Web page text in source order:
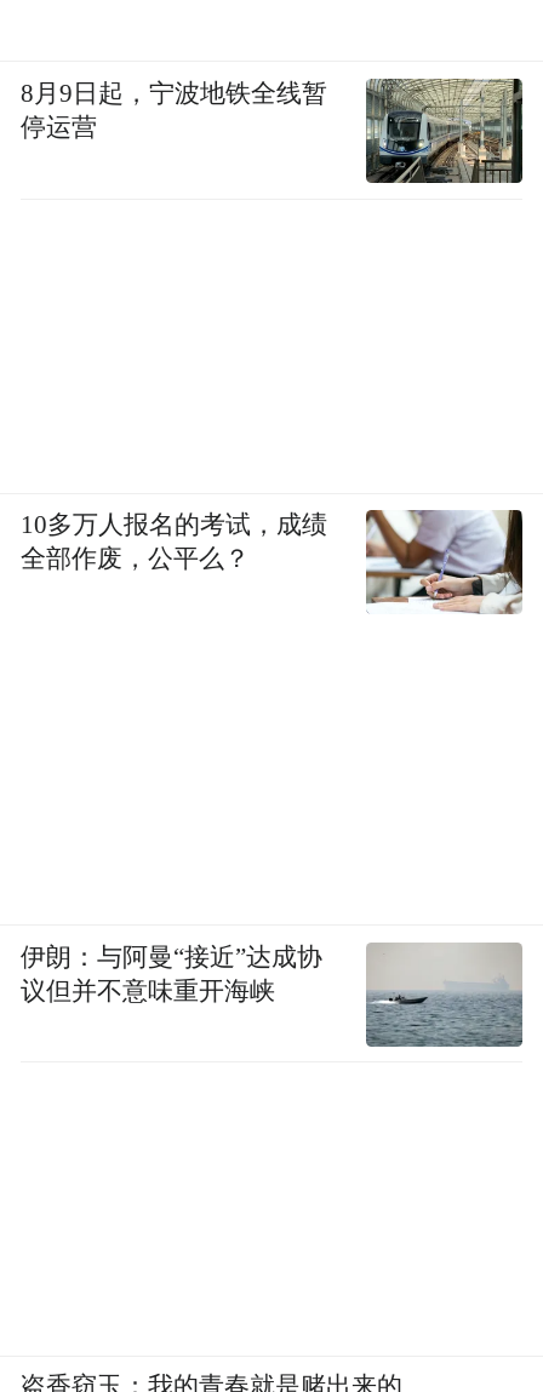
8月9日起，宁波地铁全线暂
停运营
10多万人报名的考试，成绩
全部作废，公平么？
伊朗：与阿曼“接近”达成协
议但并不意味重开海峡
盗香窃玉：我的青春就是赌出来的